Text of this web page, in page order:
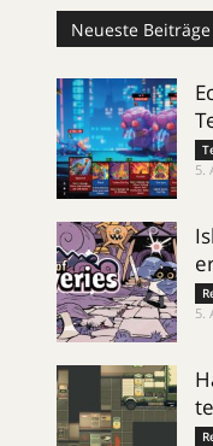
Neueste Beiträge
5.
5.